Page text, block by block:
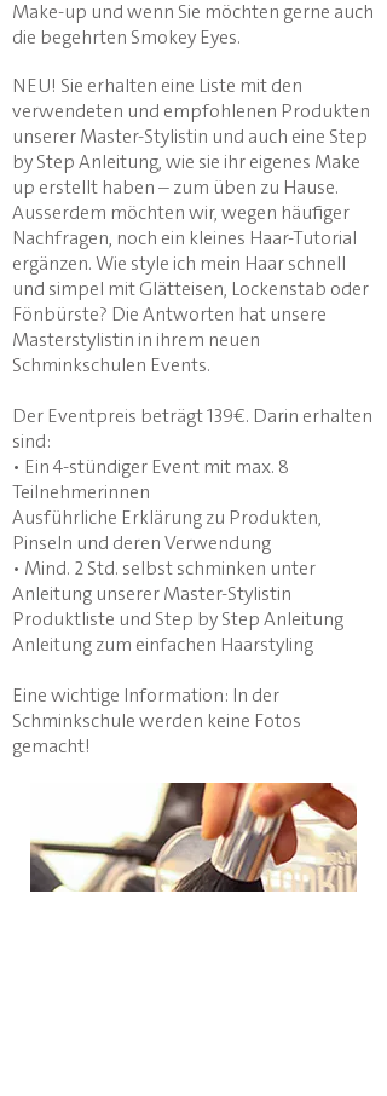
Make-up und wenn Sie möchten gerne auch
die begehrten Smokey Eyes.
NEU! Sie erhalten eine Liste mit den
verwendeten und empfohlenen Produkten
unserer Master-Stylistin und auch eine Step
by Step Anleitung, wie sie ihr eigenes Make
up erstellt haben – zum üben zu Hause.
Ausserdem möchten wir, wegen häufiger
Nachfragen, noch ein kleines Haar-Tutorial
ergänzen. Wie style ich mein Haar schnell
und simpel mit Glätteisen, Lockenstab oder
Fönbürste? Die Antworten hat unsere
Masterstylistin in ihrem neuen
Schminkschulen Events.
Der Eventpreis beträgt 139€. Darin erhalten
sind:
• Ein 4-stündiger Event mit max. 8
Teilnehmerinnen
Ausführliche Erklärung zu Produkten,
Pinseln und deren Verwendung
• Mind. 2 Std. selbst schminken unter
Anleitung unserer Master-Stylistin
Produktliste und Step by Step Anleitung
Anleitung zum einfachen Haarstyling
Eine wichtige Information: In der
Schminkschule werden keine Fotos
gemacht!